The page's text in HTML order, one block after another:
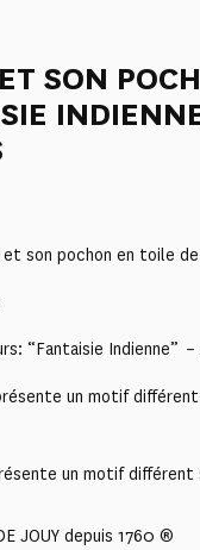
SON
et son pochon en toile
“Fantaisie Indienne” –
un motif
un motif différent
JOUY depuis 1760 ®